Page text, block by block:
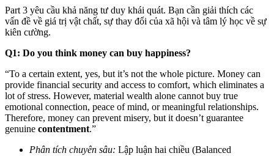
Part 3 yêu cầu khả năng tư duy khái quát. Bạn cần giải thích các
vấn đề về giá trị vật chất, sự thay đổi của xã hội và tâm lý học về sự
kiên cường.
Q1: Do you think money can buy happiness?
“To a certain extent, yes, but it’s not the whole picture. Money can
provide financial security and access to comfort, which eliminates a
lot of stress. However, material wealth alone cannot buy true
emotional connection, peace of mind, or meaningful relationships.
Therefore, money can prevent misery, but it doesn’t guarantee
genuine contentment.”
Phân tích chuyên sâu: Lập luận hai chiều (Balanced